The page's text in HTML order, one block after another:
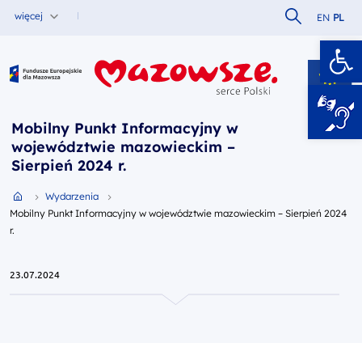
więcej Szukaj w
EN PL
Fundusze Europejskie dla Mazowsza
Mobilny Punkt Informacyjny w
województwie mazowieckim –
Sierpień 2024 r.
Przejdź do strony głównej portalu
Wydarzenia
Mobilny Punkt Informacyjny w województwie mazowieckim – Sierpień 2024
r.
23.07.2024